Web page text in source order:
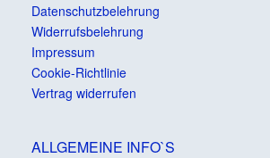
Datenschutzbelehrung
Widerrufsbelehrung
Impressum
Cookie-Richtlinie
Vertrag widerrufen
ALLGEMEINE INFO`S